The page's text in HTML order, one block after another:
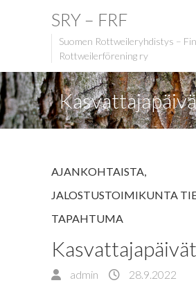
SRY – FRF
Suomen Rottweileryhdistys –
Rottweilerförening ry
AJANKOHTAISTA,
JALOSTUSTOIMIKUNTA
TAPAHTUMA
admin 28.9.2022